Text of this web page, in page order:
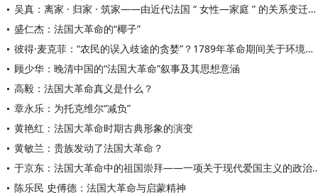
吴真：离家 · 归家 · 筑家——由近代法国 “ 女性—家庭 ” 的关系变迁史论 “ 家 ” 的三重化身
盛仁杰：法国大革命的“椰子”
彼得·麦克菲：“农民的误入歧途的贪婪”？1789年革命期间关于环境的流行态度
顾少华：晚清中国的“法国大革命”叙事及其思想意涵
高毅：法国大革命真义是什么？
章永乐：为托克维尔“减负”
黄艳红：法国大革命时期古典形象的演变
黄敏兰：贵族发动了法国大革命？
于京东：法国大革命中的祖国
陈乐民 史傅德：法国大革命与启蒙精神